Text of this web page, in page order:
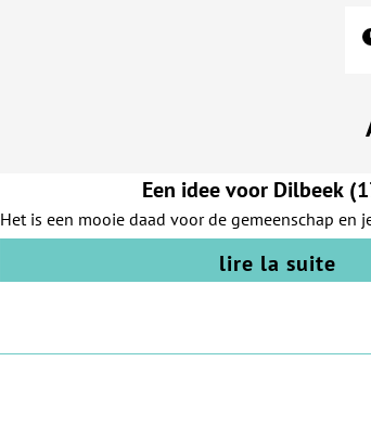
Een idee voor Dilbeek
Het is een mooie daad voor de gemeenschap en
lire la suite